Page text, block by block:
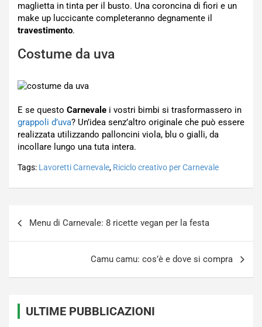
maglietta in tinta per il busto. Una coroncina di fiori e un
make up luccicante completeranno degnamente il
travestimento.
Costume da uva
E se questo Carnevale i vostri bimbi si trasformassero in
grappoli d’uva? Un’idea senz’altro originale che può essere
realizzata utilizzando palloncini viola, blu o gialli, da
incollare lungo una tuta intera.
Tags: Lavoretti Carnevale, Riciclo creativo per Carnevale
Menu di Carnevale: 8 ricette vegan per la festa
Camu camu: cos’è e dove si compra
ULTIME PUBBLICAZIONI